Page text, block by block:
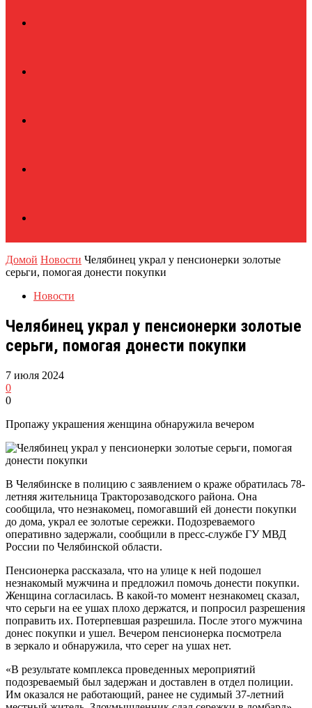
Домой Новости Челябинец украл у пенсионерки золотые
серьги, помогая донести покупки
Новости
Челябинец украл у пенсионерки золотые
серьги, помогая донести покупки
7 июля 2024
0
0
Пропажу украшения женщина обнаружила вечером
В Челябинске в полицию с заявлением о краже обратилась 78-
летняя жительница Тракторозаводского района. Она
сообщила, что незнакомец, помогавший ей донести покупки
до дома, украл ее золотые сережки. Подозреваемого
оперативно задержали, сообщили в пресс-службе ГУ МВД
России по Челябинской области.
Пенсионерка рассказала, что на улице к ней подошел
незнакомый мужчина и предложил помочь донести покупки.
Женщина согласилась. В какой-то момент незнакомец сказал,
что серьги на ее ушах плохо держатся, и попросил разрешения
поправить их. Потерпевшая разрешила. После этого мужчина
донес покупки и ушел. Вечером пенсионерка посмотрела
в зеркало и обнаружила, что серег на ушах нет.
«В результате комплекса проведенных мероприятий
подозреваемый был задержан и доставлен в отдел полиции.
Им оказался не работающий, ранее не судимый 37-летний